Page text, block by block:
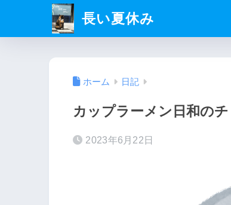
長い夏休み
ホーム 日記
カップラーメン日和の
2023年6月22日